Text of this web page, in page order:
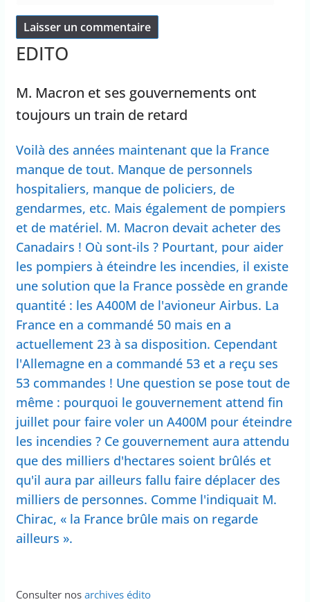
EDITO
M. Macron et ses gouvernements ont
toujours un train de retard
Voilà des années maintenant que la France
manque de tout. Manque de personnels
hospitaliers, manque de policiers, de
gendarmes, etc. Mais également de pompiers
et de matériel. M. Macron devait acheter des
Canadairs ! Où sont-ils ? Pourtant, pour aider
les pompiers à éteindre les incendies, il existe
une solution que la France possède en grande
quantité : les A400M de l'avioneur Airbus. La
France en a commandé 50 mais en a
actuellement 23 à sa disposition. Cependant
l'Allemagne en a commandé 53 et a reçu ses
53 commandes ! Une question se pose tout de
même : pourquoi le gouvernement attend fin
juillet pour faire voler un A400M pour éteindre
les incendies ? Ce gouvernement aura attendu
que des milliers d'hectares soient brûlés et
qu'il aura par ailleurs fallu faire déplacer des
milliers de personnes. Comme l'indiquait M.
Chirac, « la France brûle mais on regarde
ailleurs ».
Consulter nos archives édito